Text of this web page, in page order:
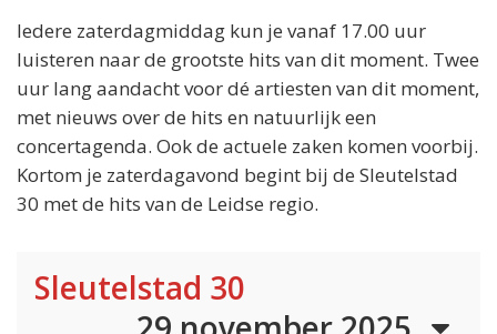
Iedere zaterdagmiddag kun je vanaf 17.00 uur
luisteren naar de grootste hits van dit moment. Twee
uur lang aandacht voor dé artiesten van dit moment,
met nieuws over de hits en natuurlijk een
concertagenda. Ook de actuele zaken komen voorbij.
Kortom je zaterdagavond begint bij de Sleutelstad
30 met de hits van de Leidse regio.
Sleutelstad 30